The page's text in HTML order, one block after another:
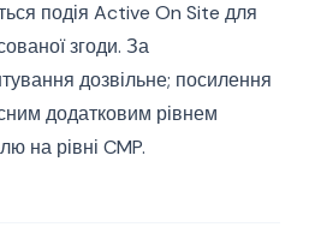
подія Active On Site для
згоди. За
дозвільне; посилення
додатковим рівнем
на рівні CMP.